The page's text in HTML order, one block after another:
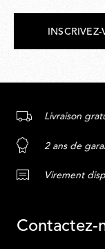
INSCRIVEZ-
Livraison
2 ans de
Virement
Contactez-